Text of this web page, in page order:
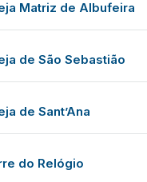
Matriz de Albufeira
de São Sebastião
de Sant’Ana
do Relógio